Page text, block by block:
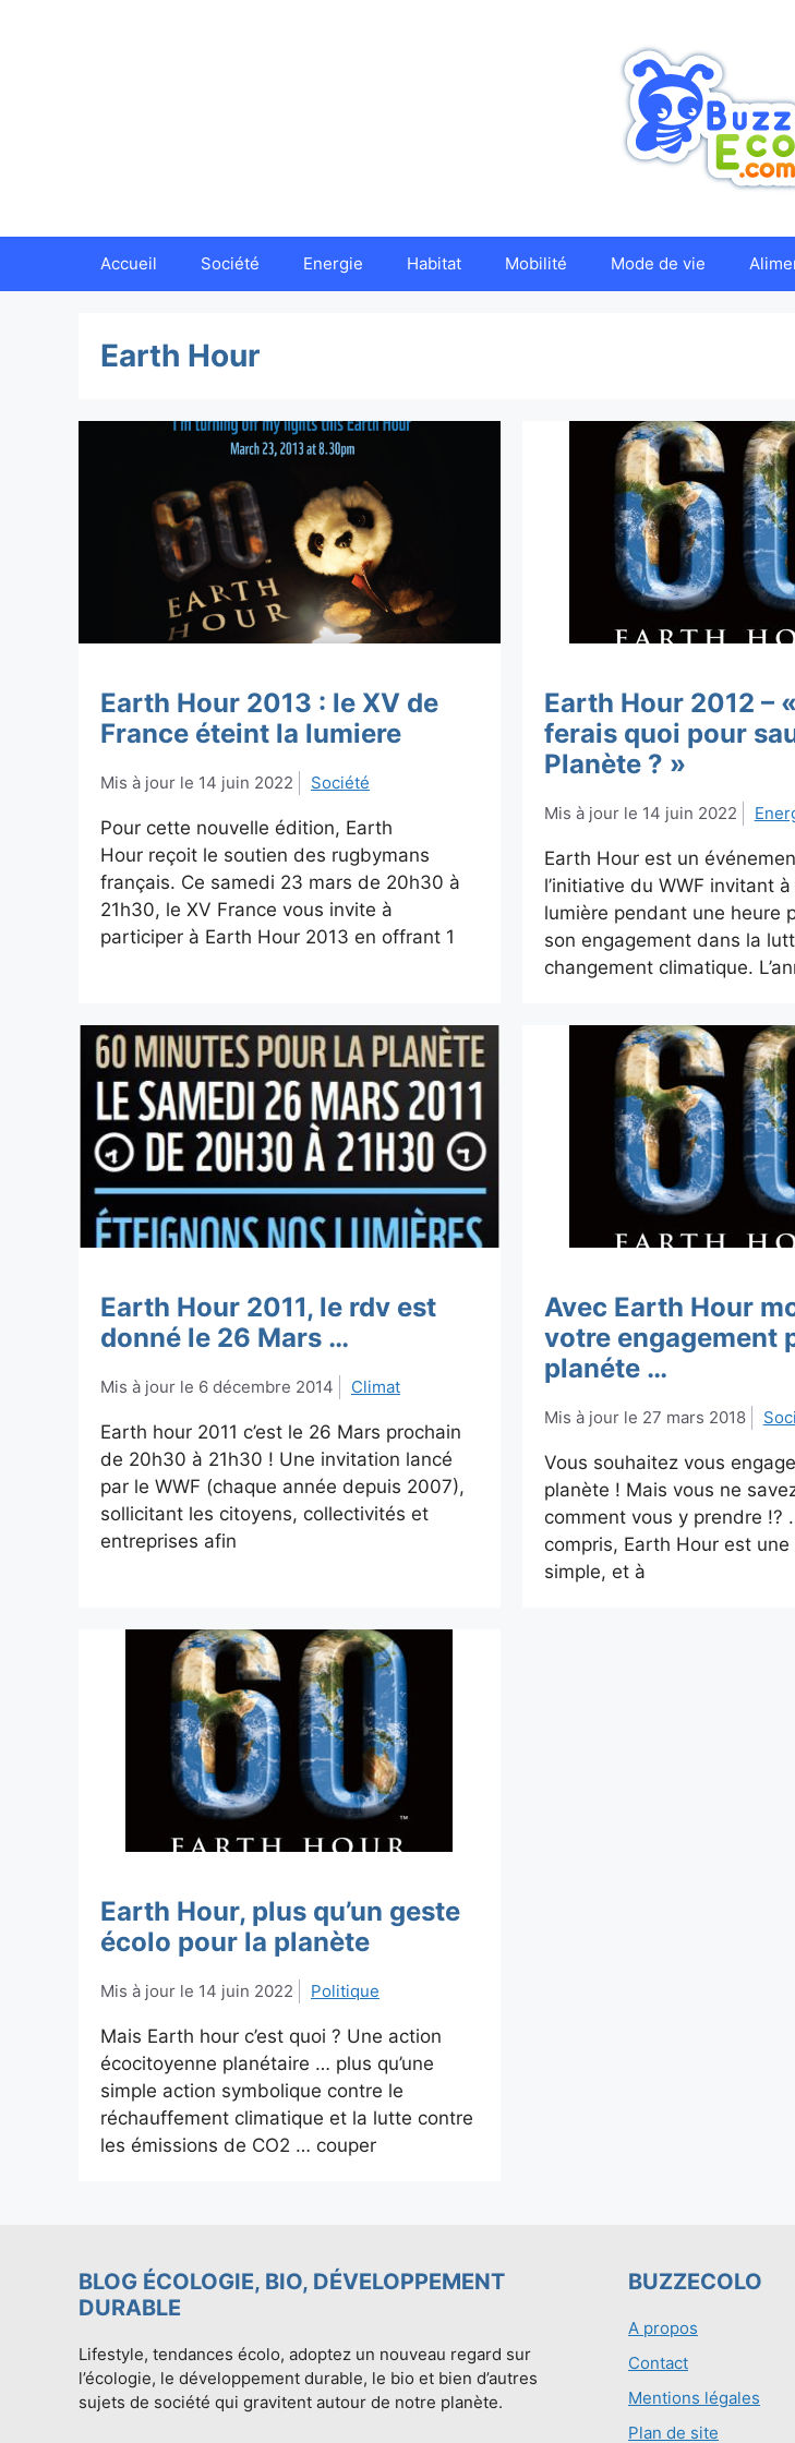
Accueil Société Energie Habitat Mobilité Mode de vie
Earth Hour
Earth Hour 2013 : le XV de
France éteint la lumiere
14 juin 2022 Société
Pour cette nouvelle édition, Earth
Hour reçoit le soutien des rugbymans
français. Ce samedi 23 mars de 20h30 à
21h30, le XV France vous invite à
participer à Earth Hour 2013 en offrant 1
Earth Hour 2012 –
ferais quoi pour
Planète ? »
14 juin 2022
Earth Hour est un
l’initiative du WWF invitant
lumière pendant une heure
son engagement dans la
changement climatique.
Earth Hour 2011, le rdv est
donné le 26 Mars …
6 décembre 2014 Climat
Earth hour 2011 c’est le 26 Mars prochain
de 20h30 à 21h30 ! Une invitation lancé
par le WWF (chaque année depuis 2007),
sollicitant les citoyens, collectivités et
entreprises afin
Avec Earth Hour
votre engagement
planéte …
27 mars 2018
Vous souhaitez vous
planète ! Mais vous ne
comment vous y prendre !?
compris, Earth Hour est une
simple, et à
Earth Hour, plus qu’un geste
écolo pour la planète
14 juin 2022 Politique
Mais Earth hour c’est quoi ? Une action
écocitoyenne planétaire … plus qu’une
simple action symbolique contre le
réchauffement climatique et la lutte contre
les émissions de CO2 … couper
BLOG ÉCOLOGIE, BIO, DÉVELOPPEMENT
DURABLE
Lifestyle, tendances écolo, adoptez un nouveau regard sur
l’écologie, le développement durable, le bio et bien d’autres
sujets de société qui gravitent autour de notre planète.
BUZZECOLO
A propos
Contact
Mentions légales
Plan de site